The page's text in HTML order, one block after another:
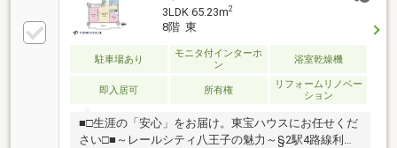
3LDK 65.23m2
8階 東
駐車場あり
モニタ付インターホ
ン
浴室乾燥機
即入居可 所有権
リフォームリノベー
ション
■□生涯の「安心」をお届け。東宝ハウスにお任せくだ
さい□■～レールシティ八王子の魅力～§2駅4路線利用